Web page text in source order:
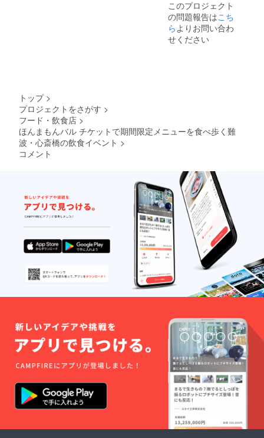
頓堀
店・新
世界 串
カツ 名
店 小鉄
善寺横
丁 おか
衆酒場
ジョー
ジ・相
合餅・
0℃熟成
ステー
キ 本
店・天
ぷら た
ろじろ
う・も
つ無双
ゆまる
千日前
ン
ダー・
新世界
串カツ
名店 小
鉄 千日
前店・
千日前
やすだ
や 本
店・カ
フェ英
ザ南
平・
Fruits&
好好雞
排(ホオ
新世界
じゃん
大 道頓
堀店・
ぼんく
ら家 道
頓堀
店・新
世界 串
カツ 名
店 小鉄
道頓堀
店・パ
セラリ
ゾーツ
なんば
絆・法
善寺横
丁 おか
ず居酒
屋 く
う・大
衆酒場
ジョー
ジ・相
合餅・
0℃熟成
ステー
で。ほ
んまも
んバル
HPで確
の使用
のでご
了承く
ださ
い。 ※
チケッ
トは特
設販売
所にて
引き換
え願い
ます。
ケット
チケッ
トの有
効期
間 あ
店は11
月30日
(火）ま
で。ほ
んまも
んバル
HPで確
認くだ
さい。
www.ba
r06.jp
(参加店
舗も確
認でき
の使用
や返金
はでき
ません
のでご
了承く
ださ
い。 ※
チケッ
トは特
所にて
紹介覧
に追記
【保存
方法】
－18℃
載 【販
おー
る 大
阪市中
央区千
日前1丁
目8番18
号 ●バ
ルチ
ケッ
ト チ
ケット
の有効
期
間/2021
(金）13
日(土）
14日
(日）イ
ベント
開催期
間 あ
とバル
表記の
月30日
けま
す！ ※
この商
品に含
まれる
そばに
使用) ※
文リ
ターン
紹介覧
に追記
【保存
方法】
－18℃
以下で
保存し
てくだ
さい
【賞味
期限】
枠外下
載 【販
売者】
株式会
社 くれ
おー
る 大
阪市中
央区千
日前1丁
号 ●バ
ルチ
ケッ
このプロジェクト
の問題報告はこち
ら よりお問い合わ
せください
トップ >
プロジェクトをさがす >
フード・飲食店 >
ほんまもんバル チケットで期間限定メニューを食べ歩く難
波・心斎橋の飲食イベント >
コメント